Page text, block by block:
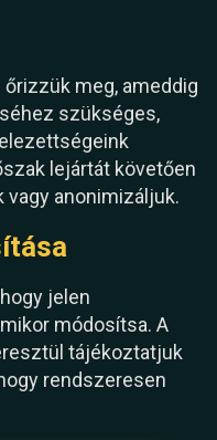
meg, ameddig
szükséges,
lejártát követően
anonimizáljuk.
jelen
módosítsa. A
tájékoztatjuk
rendszeresen